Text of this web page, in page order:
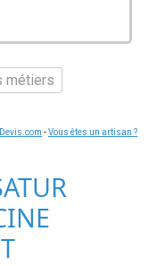
métiers
-Vous êtes un artisan ?